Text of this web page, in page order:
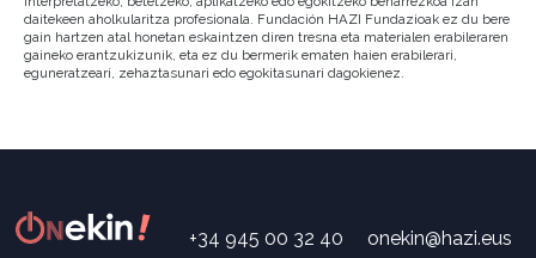
daitekeen aholkularitza profesionala. Fundación HAZI Fundazioak ez du bere
gain hartzen atal honetan eskaintzen diren tresna eta materialen erabileraren
gaineko erantzukizunik, eta ez du bermerik ematen haien erabilerari,
eguneratzeari, zehaztasunari edo egokitasunari dagokienez.
+34 945 00 32 40 onekin@hazi.eus